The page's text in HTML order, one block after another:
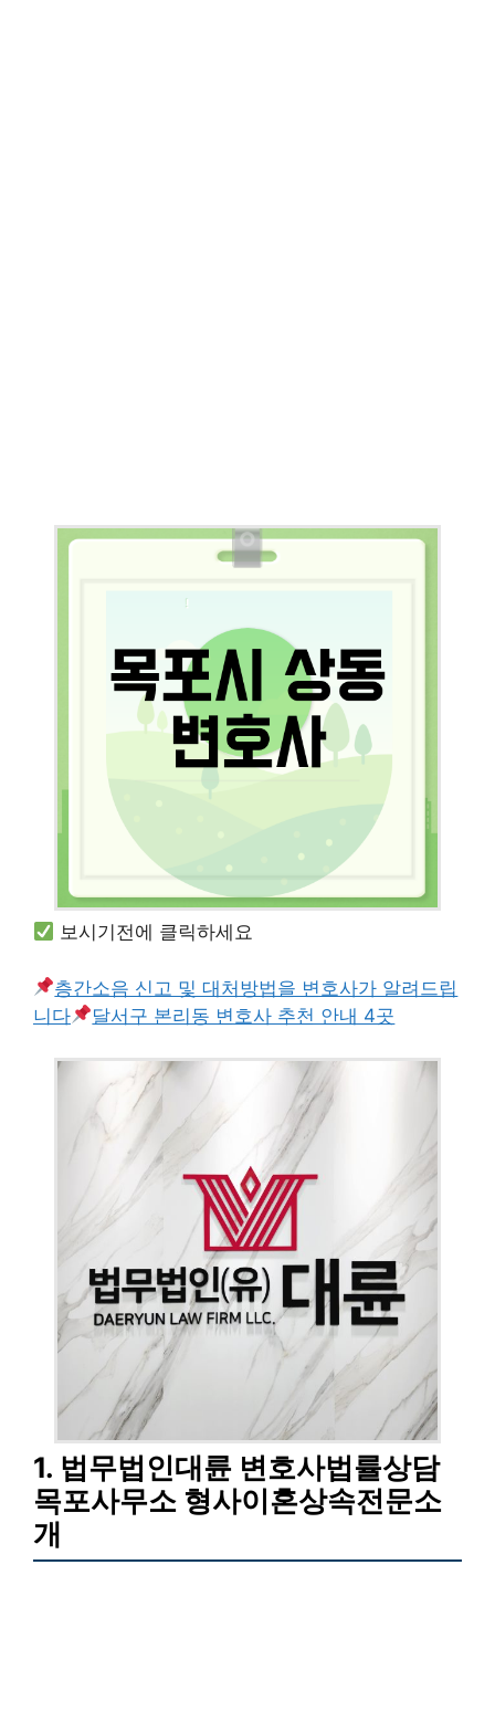
보시기전에 클릭하세요
층간소음 신고 및 대처방법을 변호사가 알려드립
니다
달서구 본리동 변호사 추천 안내 4곳
1. 법무법인대륜 변호사법률상담
목포사무소 형사이혼상속전문소
개